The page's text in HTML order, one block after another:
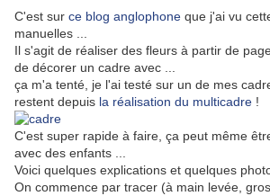
C'est sur ce blog anglophone que j'ai vu
manuelles ...
Il s'agit de réaliser des fleurs à partir de
de décorer un cadre avec ...
ça m'a tenté, je l'ai testé sur un de mes
restent depuis la réalisation du multicadre !
C'est super rapide à faire, ça peut même
avec des enfants ...
Voici quelques explications et quelques
On commence par tracer (à main levée,